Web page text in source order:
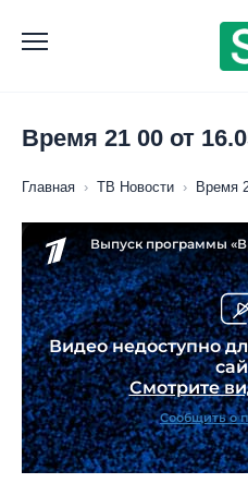
содержанию
Время 21 00 от
Главная › ТВ Новости › Время